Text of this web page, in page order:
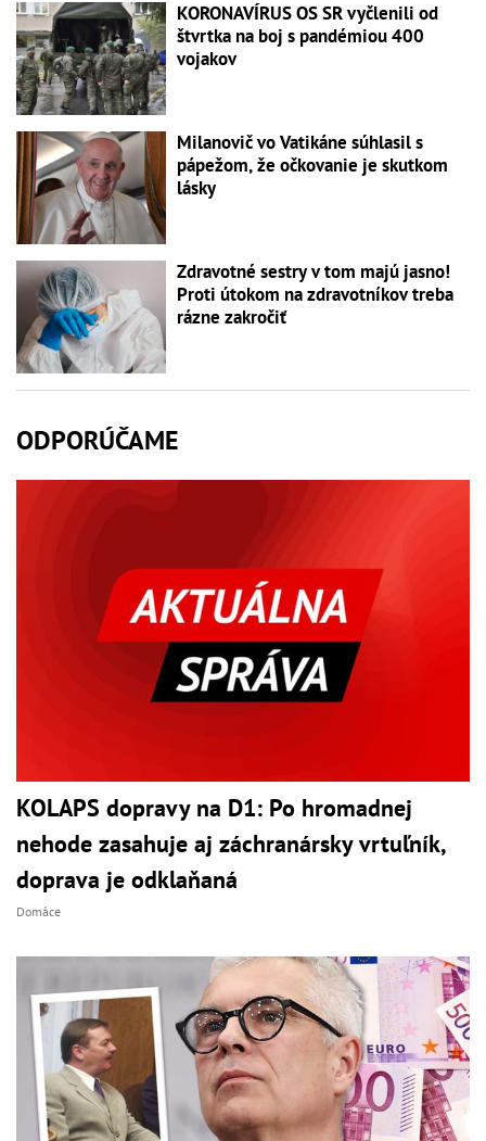
KORONAVÍRUS OS SR vyčlenili od
štvrtka na boj s pandémiou 400
vojakov
Milanovič vo Vatikáne súhlasil s
pápežom, že očkovanie je skutkom
lásky
Zdravotné sestry v tom majú jasno!
Proti útokom na zdravotníkov treba
rázne zakročiť
ODPORÚČAME
KOLAPS dopravy na D1: Po hromadnej
nehode zasahuje aj záchranársky vrtuľník,
doprava je odklaňaná
Domáce